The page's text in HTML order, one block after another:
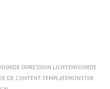
IXPRESSION LICHTENVOORDE
DE CONTENT TEMPLATEMONSTER